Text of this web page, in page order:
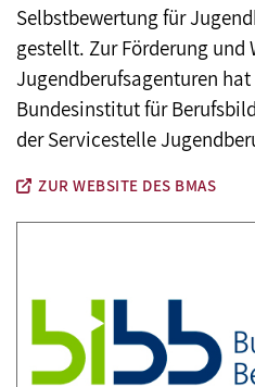
Selbstbewertung für
gestellt. Zur Förderung
Jugendberufsagenturen hat
Bundesinstitut für
der Servicestelle
ZUR WEBSITE DES BMAS